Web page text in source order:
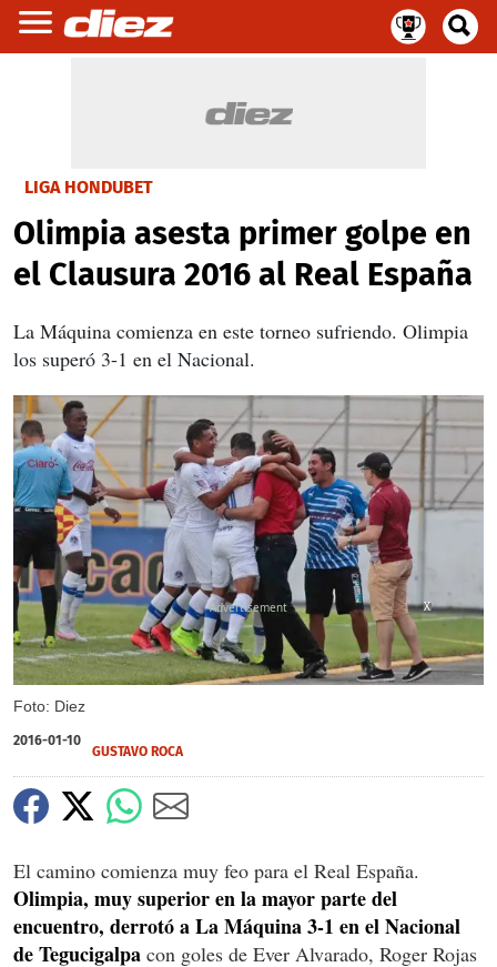
LIGA HONDUBET
Olimpia asesta primer golpe en
el Clausura 2016 al Real España
La Máquina comienza en este torneo sufriendo. Olimpia
los superó 3-1 en el Nacional.
Foto: Diez
X
X
2016-01-10
GUSTAVO ROCA
El camino comienza muy feo para el Real España.
Olimpia, muy superior en la mayor parte del
encuentro, derrotó a La Máquina 3-1 en el Nacional
de Tegucigalpa con goles de Ever Alvarado, Roger Rojas